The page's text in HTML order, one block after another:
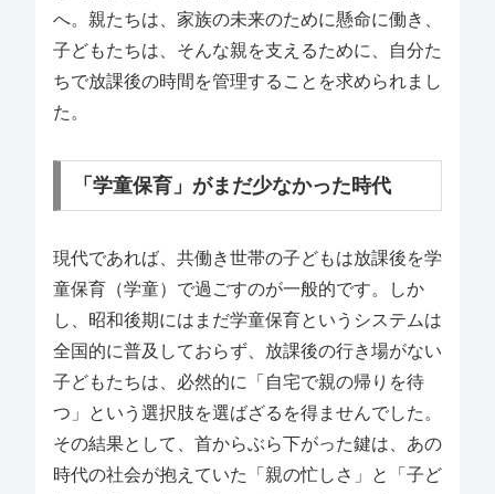
へ。親たちは、家族の未来のために懸命に働き、
子どもたちは、そんな親を支えるために、自分た
ちで放課後の時間を管理することを求められまし
た。
「学童保育」がまだ少なかった時代
現代であれば、共働き世帯の子どもは放課後を学
童保育（学童）で過ごすのが一般的です。しか
し、昭和後期にはまだ学童保育というシステムは
全国的に普及しておらず、放課後の行き場がない
子どもたちは、必然的に「自宅で親の帰りを待
つ」という選択肢を選ばざるを得ませんでした。
その結果として、首からぶら下がった鍵は、あの
時代の社会が抱えていた「親の忙しさ」と「子ど